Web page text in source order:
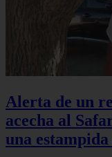
Alerta de un
acecha al
una